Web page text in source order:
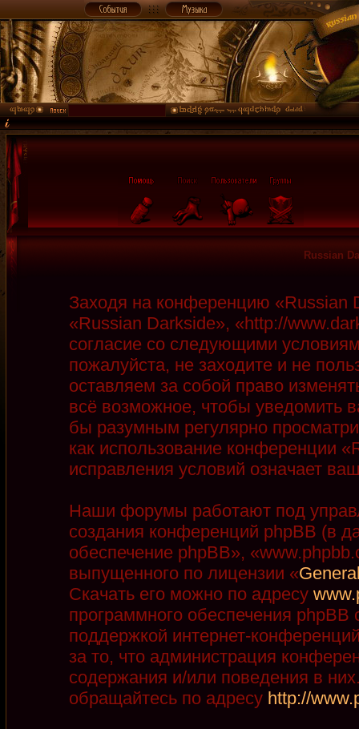
Russian
Заходя на конференцию
«Russian Darkside», «http://
согласие со следующими
пожалуйста, не заходите и не
оставляем за собой право
всё возможное, чтобы уведомить
бы разумным регулярно
как использование конференции
исправления условий означает
Наши форумы работают под
создания конференций phpBB (в
обеспечение phpBB»,
выпущенного по лицензии «
Скачать его можно по адресу
программного обеспечения phpBB
поддержкой интернет-
за то, что администрация
содержания и/или поведения в
обращайтесь по адресу http://